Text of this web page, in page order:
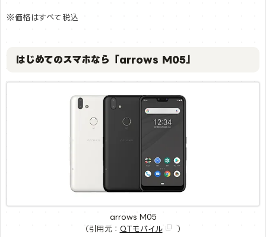
※価格はすべて税込
はじめてのスマホなら「arrows M05」
arrows M05
（引用元： QTモバイル ）